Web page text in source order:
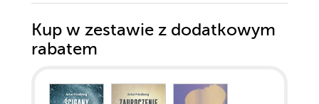
Kup w zestawie z dodatkowym
rabatem